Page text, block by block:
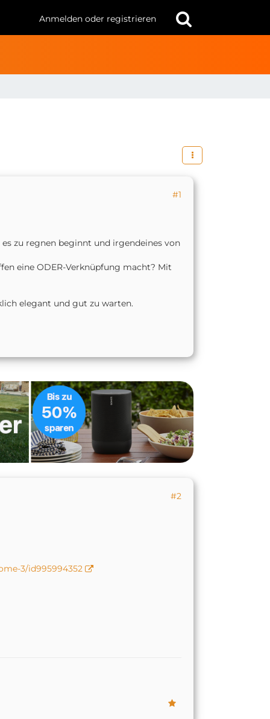
Anmelden oder registrieren
#1
zu regnen beginnt und irgendeines von
eine ODER-Verknüpfung macht? Mit
elegant und gut zu warten.
#2
3/id995994352